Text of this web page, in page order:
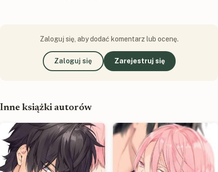
Zaloguj się, aby dodać komentarz lub ocenę.
Zaloguj się Zarejestruj się
Inne książki autorów